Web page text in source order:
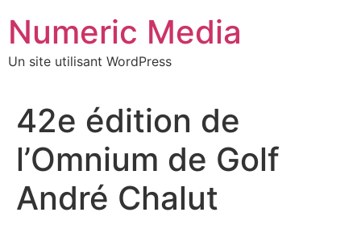
contenu
Numeric Media
Un site utilisant WordPress
42e édition de
l’Omnium de Golf
André Chalut